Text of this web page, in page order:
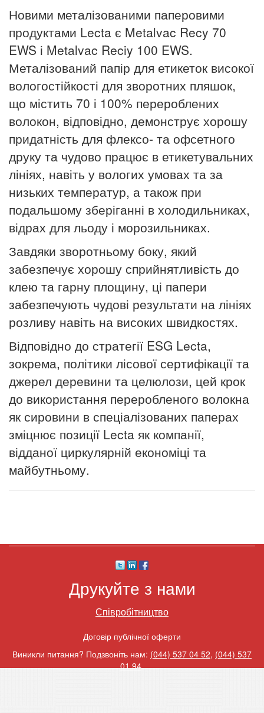
Новими металізованими паперовими
продуктами Lecta є Metalvac Recy 70
EWS і Metalvac Reciy 100 EWS.
Металізований папір для етикеток високої
вологостійкості для зворотних пляшок,
що містить 70 і 100% перероблених
волокон, відповідно, демонструє хорошу
придатність для флексо- та офсетного
друку та чудово працює в етикетувальних
лініях, навіть у вологих умовах та за
низьких температур, а також при
подальшому зберіганні в холодильниках,
відрах для льоду і морозильниках.
Завдяки зворотньому боку, який
забезпечує хорошу сприйнятливість до
клею та гарну площину, ці папери
забезпечують чудові результати на лініях
розливу навіть на високих швидкостях.
Відповідно до стратегії ESG Lecta,
зокрема, політики лісової сертифікації та
джерел деревини та целюлози, цей крок
до використання переробленого волокна
як сировини в спеціалізованих паперах
зміцнює позиції Lecta як компанії,
відданої циркулярній економіці та
майбутньому.
Друкуйте з нами
Співробітництво
Договір публічної оферти
Виникли питання? Подзвоніть нам: (044) 537 04 52, (044) 537
01 94.